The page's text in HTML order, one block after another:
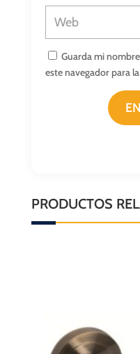
Guarda mi
este navegador para
PRODUCTOS